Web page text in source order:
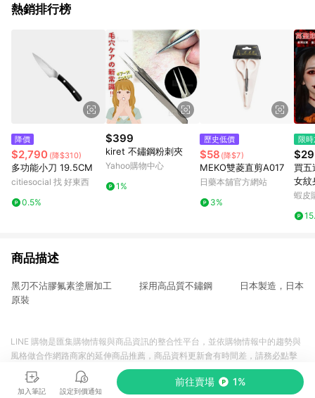
熱銷排行榜
降價
$2,790 (降$310)
多功能小刀 19.5CM
citiesocial 找 好東西
0.5%
$399
kiret 不鏽鋼粉刺夾
Yahoo購物中心
1%
歷史低價
$58 (降$7)
MEKO雙菱直剪A017
日藥本舖官方網站
3%
限
$29
買五
女紋
紙
仿真
蝦皮
商品描述
黑刃不沾膠氟素塗層加工 採用高品質不鏽鋼 日本製造，日本
原裝
加入筆記 設定到價通知
前往賣場 1%
LINE 購物是匯集購物情報與商品資訊的整合性平台，並依購物情報中的趨勢與
風格做合作網路商家的延伸商品推薦，商品資料更新會有時間差，請務必點擊
商品至各合作網路商家，確認現售價與購物條件，一切資訊以合作廠商網頁為
準。